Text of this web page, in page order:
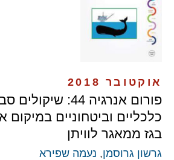
אוקטובר 2018
פורום אנרגיה 44:
כלכליים וביטחוניים
בגז ממאגר לוויתן
גרשון גרוסמן, נעמה שפירא